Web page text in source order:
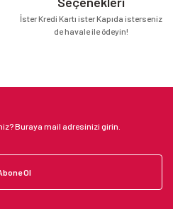
İster Kredi Kartı ister Kapıda isterseniz
de havale ile ödeyin!
Ol